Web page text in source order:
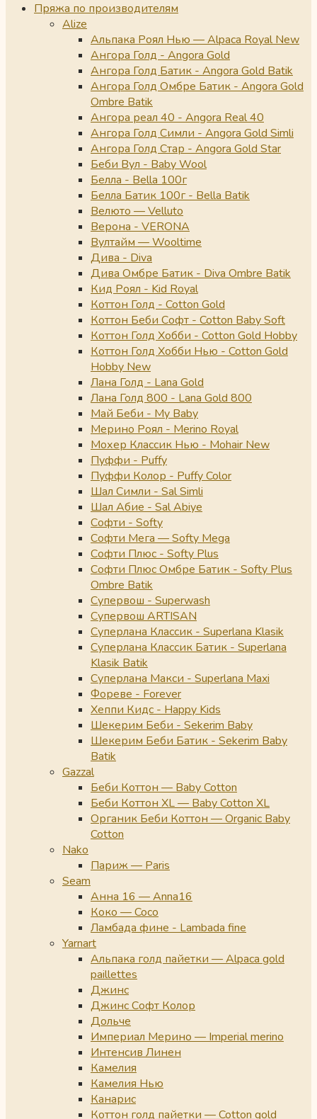
Пряжа по производителям
Alize
Альпака Роял Нью — Alpaca Royal New
Ангора Голд - Angora Gold
Ангора Голд Батик - Angora Gold Batik
Ангора Голд Омбре Батик - Angora Gold
Ombre Batik
Ангора реал 40 - Angora Real 40
Ангора Голд Симли - Angora Gold Simli
Ангора Голд Стар - Angora Gold Star
Беби Вул - Baby Wool
Белла - Bella 100г
Белла Батик 100г - Bella Batik
Велюто — Velluto
Верона - VERONA
Вултайм — Wooltime
Дива - Diva
Дива Омбре Батик - Diva Ombre Batik
Кид Роял - Kid Royal
Коттон Голд - Cotton Gold
Коттон Беби Софт - Cotton Baby Soft
Коттон Голд Хобби - Cotton Gold Hobby
Коттон Голд Хобби Нью - Cotton Gold
Hobby New
Лана Голд - Lana Gold
Лана Голд 800 - Lana Gold 800
Май Беби - My Baby
Мерино Роял - Merino Royal
Мохер Классик Нью - Mohair New
Пуффи - Puffy
Пуффи Колор - Puffy Color
Шал Симли - Sal Simli
Шал Абие - Sal Abiye
Софти - Softy
Софти Мега — Softy Mega
Софти Плюс - Softy Plus
Софти Плюс Омбре Батик - Softy Plus
Ombre Batik
Супервош - Superwash
Супервош ARTISAN
Суперлана Классик - Superlana Klasik
Суперлана Классик Батик - Superlana
Klasik Batik
Суперлана Макси - Superlana Maxi
Фореве - Forever
Хеппи Кидс - Happy Kids
Шекерим Беби - Sekerim Baby
Шекерим Беби Батик - Sekerim Baby
Batik
Gazzal
Беби Коттон — Baby Cotton
Беби Коттон XL — Baby Cotton XL
Органик Беби Коттон — Organic Baby
Cotton
Nako
Париж — Paris
Seam
Анна 16 — Anna16
Коко — Coco
Ламбада фине - Lambada fine
Yarnart
Альпака голд пайетки — Alpaca gold
paillettes
Джинс
Джинс Софт Колор
Дольче
Империал Мерино — Imperial merino
Интенсив Линен
Камелия
Камелия Нью
Канарис
Коттон голд пайетки — Cotton gold